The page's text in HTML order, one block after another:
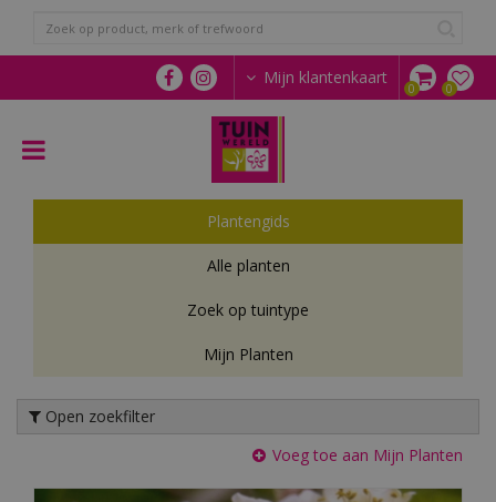
n
a
Mijn klantenkaart
Plantengids
Alle planten
Zoek op tuintype
Mijn Planten
Open zoekfilter
Voeg toe aan Mijn Planten